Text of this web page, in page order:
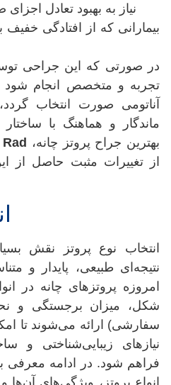
نیاز به بهبود تعادل
بیمارانی که از افتادگی
در صورتی که این جراحی
تجربه و متخصص انجام شود
آناتومی صورت انتخاب
ماندگار و هماهنگ با
از تغییرات مثبت حاصل
انتخاب نوع پروتز نقش
نتیجه‌ای طبیعی، پایدار و
امروزه پروتزهای چانه در
شکل، میزان برجستگی و
سفارشی) ارائه می‌شوند تا
نیازهای زیبایی‌شناختی و
فراهم شود. در ادامه معرفی
انواع پروتز، ویژگی‌های آن‌ها